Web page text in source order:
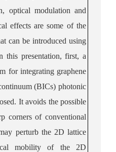
optical modulation and
effects are some of the
can be introduced using
this presentation,first, a
for integrating graphene
(BICs) photonic
It avoids the possible
corners of conventional
perturb the 2D lattice
mobility of the 2D